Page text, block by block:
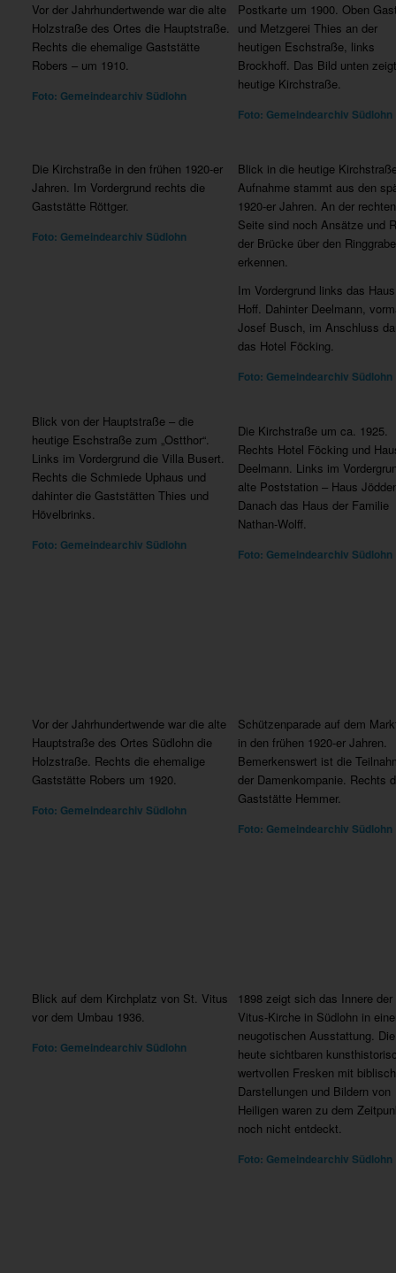
Vor der Jahrhundertwende war die alte
Holzstraße des Ortes die Hauptstraße.
Rechts die ehemalige Gaststätte
Robers – um 1910.
Foto: Gemeindearchiv Südlohn
Postkarte um 1900. Oben
und Metzgerei Thies an der
heutigen Eschstraße, links
Brockhoff. Das Bild unten
heutige Kirchstraße.
Foto: Gemeindearchiv Südlohn
Die Kirchstraße in den frühen 1920-er
Jahren. Im Vordergrund rechts die
Gaststätte Röttger.
Foto: Gemeindearchiv Südlohn
Blick in die heutige
Aufnahme stammt aus den
1920-er Jahren. An der rechten
Seite sind noch Ansätze und
der Brücke über den
erkennen.
Im Vordergrund links das
Hoff. Dahinter Deelmann,
Josef Busch, im Anschluss
das Hotel Föcking.
Foto: Gemeindearchiv Südlohn
Blick von der Hauptstraße – die
heutige Eschstraße zum „Ostthor“.
Links im Vordergrund die Villa Busert.
Rechts die Schmiede Uphaus und
dahinter die Gaststätten Thies und
Hövelbrinks.
Foto: Gemeindearchiv Südlohn
Die Kirchstraße um ca. 1925.
Rechts Hotel Föcking und
Deelmann. Links im
alte Poststation – Haus
Danach das Haus der Familie
Nathan-Wolff.
Foto: Gemeindearchiv Südlohn
Vor der Jahrhundertwende war die alte
Hauptstraße des Ortes Südlohn die
Holzstraße. Rechts die ehemalige
Gaststätte Robers um 1920.
Foto: Gemeindearchiv Südlohn
Schützenparade auf dem
in den frühen 1920-er Jahren.
Bemerkenswert ist die
der Damenkompanie. Rechts
Gaststätte Hemmer.
Foto: Gemeindearchiv Südlohn
Blick auf dem Kirchplatz von St. Vitus
vor dem Umbau 1936.
Foto: Gemeindearchiv Südlohn
1898 zeigt sich das Innere
Vitus-Kirche in Südlohn in
neugotischen Ausstattung. Die
heute sichtbaren
wertvollen Fresken mit
Darstellungen und Bildern von
Heiligen waren zu dem
noch nicht entdeckt.
Foto: Gemeindearchiv Südlohn